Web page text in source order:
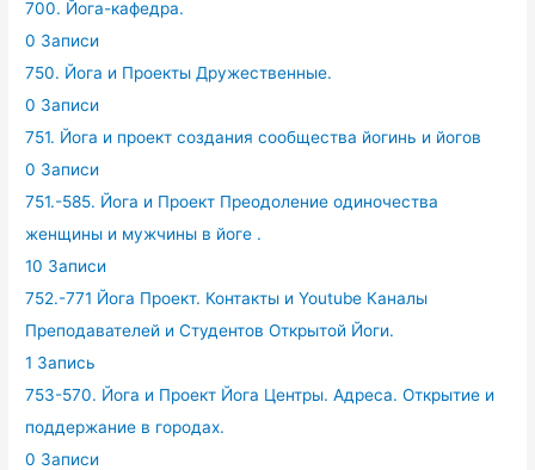
700. Йога-кафедра.
0 Записи
750. Йога и Проекты Дружественные.
0 Записи
751. Йога и проект создания сообщества йогинь и йогов
0 Записи
751.-585. Йога и Проект Преодоление одиночества
женщины и мужчины в йоге .
10 Записи
752.-771 Йога Проект. Контакты и Youtube Каналы
Преподавателей и Студентов Открытой Йоги.
1 Запись
753-570. Йога и Проект Йога Центры. Адреса. Открытие и
поддержание в городах.
0 Записи